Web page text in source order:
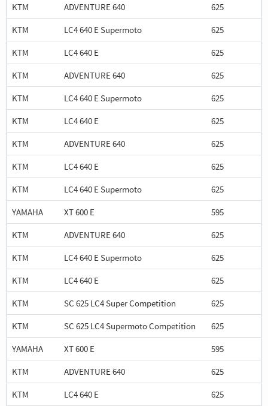
KTM
ADVENTURE 640 625
KTM
LC4 640 E Supermoto 625
KTM
LC4 640 E 625
KTM
ADVENTURE 640 625
KTM
LC4 640 E Supermoto 625
KTM
LC4 640 E 625
KTM
ADVENTURE 640 625
KTM
LC4 640 E 625
KTM
LC4 640 E Supermoto 625
YAMAHA
XT 600 E 595
KTM
ADVENTURE 640 625
KTM
LC4 640 E Supermoto 625
KTM
LC4 640 E 625
KTM
SC 625 LC4 Super Competition 625
KTM
SC 625 LC4 Supermoto Competition 625
YAMAHA
XT 600 E 595
KTM
ADVENTURE 640 625
KTM
LC4 640 E 625